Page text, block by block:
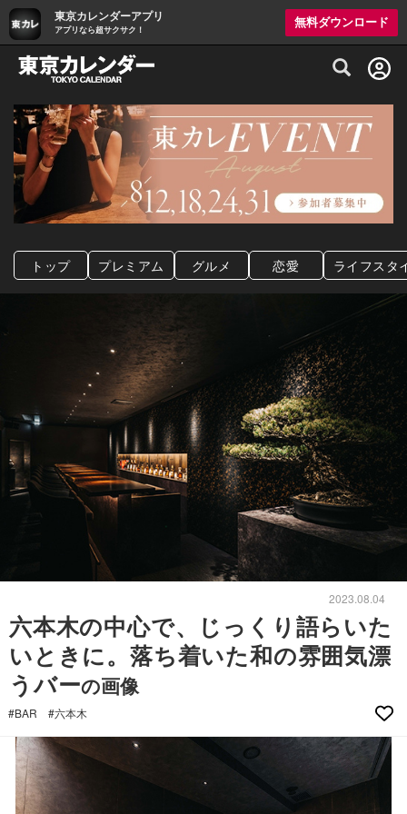
東京カレンダーアプリ
アプリなら超サクサク！
無料ダウンロード
グルメ情報・プレミアムレストラン予約
トップ プレミアム グルメ 恋愛 ライフスタ
2023.08.04
六本木の中心で、じっくり語らいた
いときに。落ち着いた和の雰囲気漂
うバーの画像
#BAR #六本木